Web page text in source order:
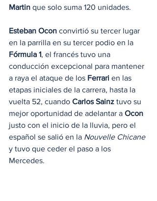
Martin que solo suma 120 unidades.
Esteban Ocon convirtió su tercer lugar
en la parrilla en su tercer podio en la
Fórmula 1, el francés tuvo una
conducción excepcional para mantener
a raya el ataque de los Ferrari en las
etapas iniciales de la carrera, hasta la
vuelta 52, cuando Carlos Sainz tuvo su
mejor oportunidad de adelantar a Ocon
justo con el inicio de la lluvia, pero el
español se salió en la Nouvelle Chicane
y tuvo que ceder el paso a los
Mercedes.